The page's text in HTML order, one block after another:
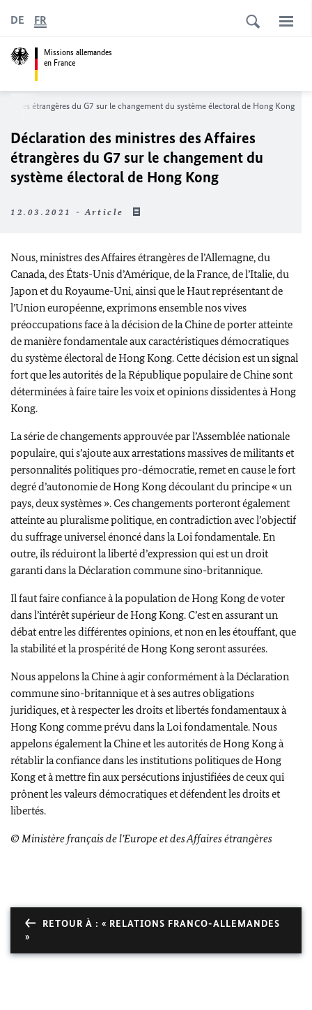
Missions allemandes
en France
DE FR
étrangères du G7 sur le changement du système électoral de Hong Kong
Déclaration des ministres des Affaires
étrangères du G7 sur le changement du
système électoral de Hong Kong
12.03.2021 - Article
Nous, ministres des Affaires étrangères de l’Allemagne, du
Canada, des États-Unis d’Amérique, de la France, de l’Italie, du
Japon et du Royaume-Uni, ainsi que le Haut représentant de
l’Union européenne, exprimons ensemble nos vives
préoccupations face à la décision de la Chine de porter atteinte
de manière fondamentale aux caractéristiques démocratiques
du système électoral de Hong Kong. Cette décision est un signal
fort que les autorités de la République populaire de Chine sont
déterminées à faire taire les voix et opinions dissidentes à Hong
Kong.
La série de changements approuvée par l’Assemblée nationale
populaire, qui s’ajoute aux arrestations massives de militants et
personnalités politiques pro-démocratie, remet en cause le fort
degré d’autonomie de Hong Kong découlant du principe « un
pays, deux systèmes ». Ces changements porteront également
atteinte au pluralisme politique, en contradiction avec l’objectif
du suffrage universel énoncé dans la Loi fondamentale. En
outre, ils réduiront la liberté d’expression qui est un droit
garanti dans la Déclaration commune sino-britannique.
Il faut faire confiance à la population de Hong Kong de voter
dans l’intérêt supérieur de Hong Kong. C’est en assurant un
débat entre les différentes opinions, et non en les étouffant, que
la stabilité et la prospérité de Hong Kong seront assurées.
Nous appelons la Chine à agir conformément à la Déclaration
commune sino-britannique et à ses autres obligations
juridiques, et à respecter les droits et libertés fondamentaux à
Hong Kong comme prévu dans la Loi fondamentale. Nous
appelons également la Chine et les autorités de Hong Kong à
rétablir la confiance dans les institutions politiques de Hong
Kong et à mettre fin aux persécutions injustifiées de ceux qui
prônent les valeurs démocratiques et défendent les droits et
libertés.
© Ministère français de l’Europe et des Affaires étrangères
RETOUR À : « RELATIONS FRANCO-ALLEMANDES
»